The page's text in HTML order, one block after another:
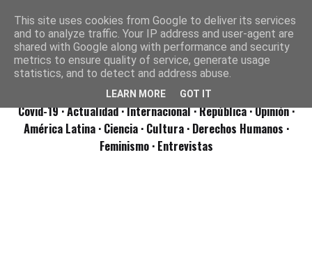
Covid-19· Actualidad· Internacional· República· Opinión·
América Latina · Ciencia · Cultura · Derechos Humanos ·
Feminismo · Entrevistas
This site uses cookies from Google to deliver its services
and to analyze traffic. Your IP address and user-agent are
shared with Google along with performance and security
metrics to ensure quality of service, generate usage
statistics, and to detect and address abuse.
LEARN MORE GOT IT